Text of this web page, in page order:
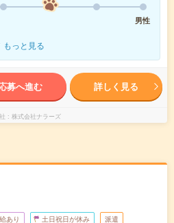
男性
もっと見る
募へ進む 詳しく見る
株式会社ナラーズ
あり 土日祝日が休み 派遣